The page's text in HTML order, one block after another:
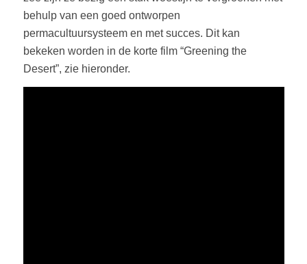
behulp van een goed ontworpen
permacultuursysteem en met succes. Dit kan
bekeken worden in de korte film “Greening the
Desert”, zie hieronder.